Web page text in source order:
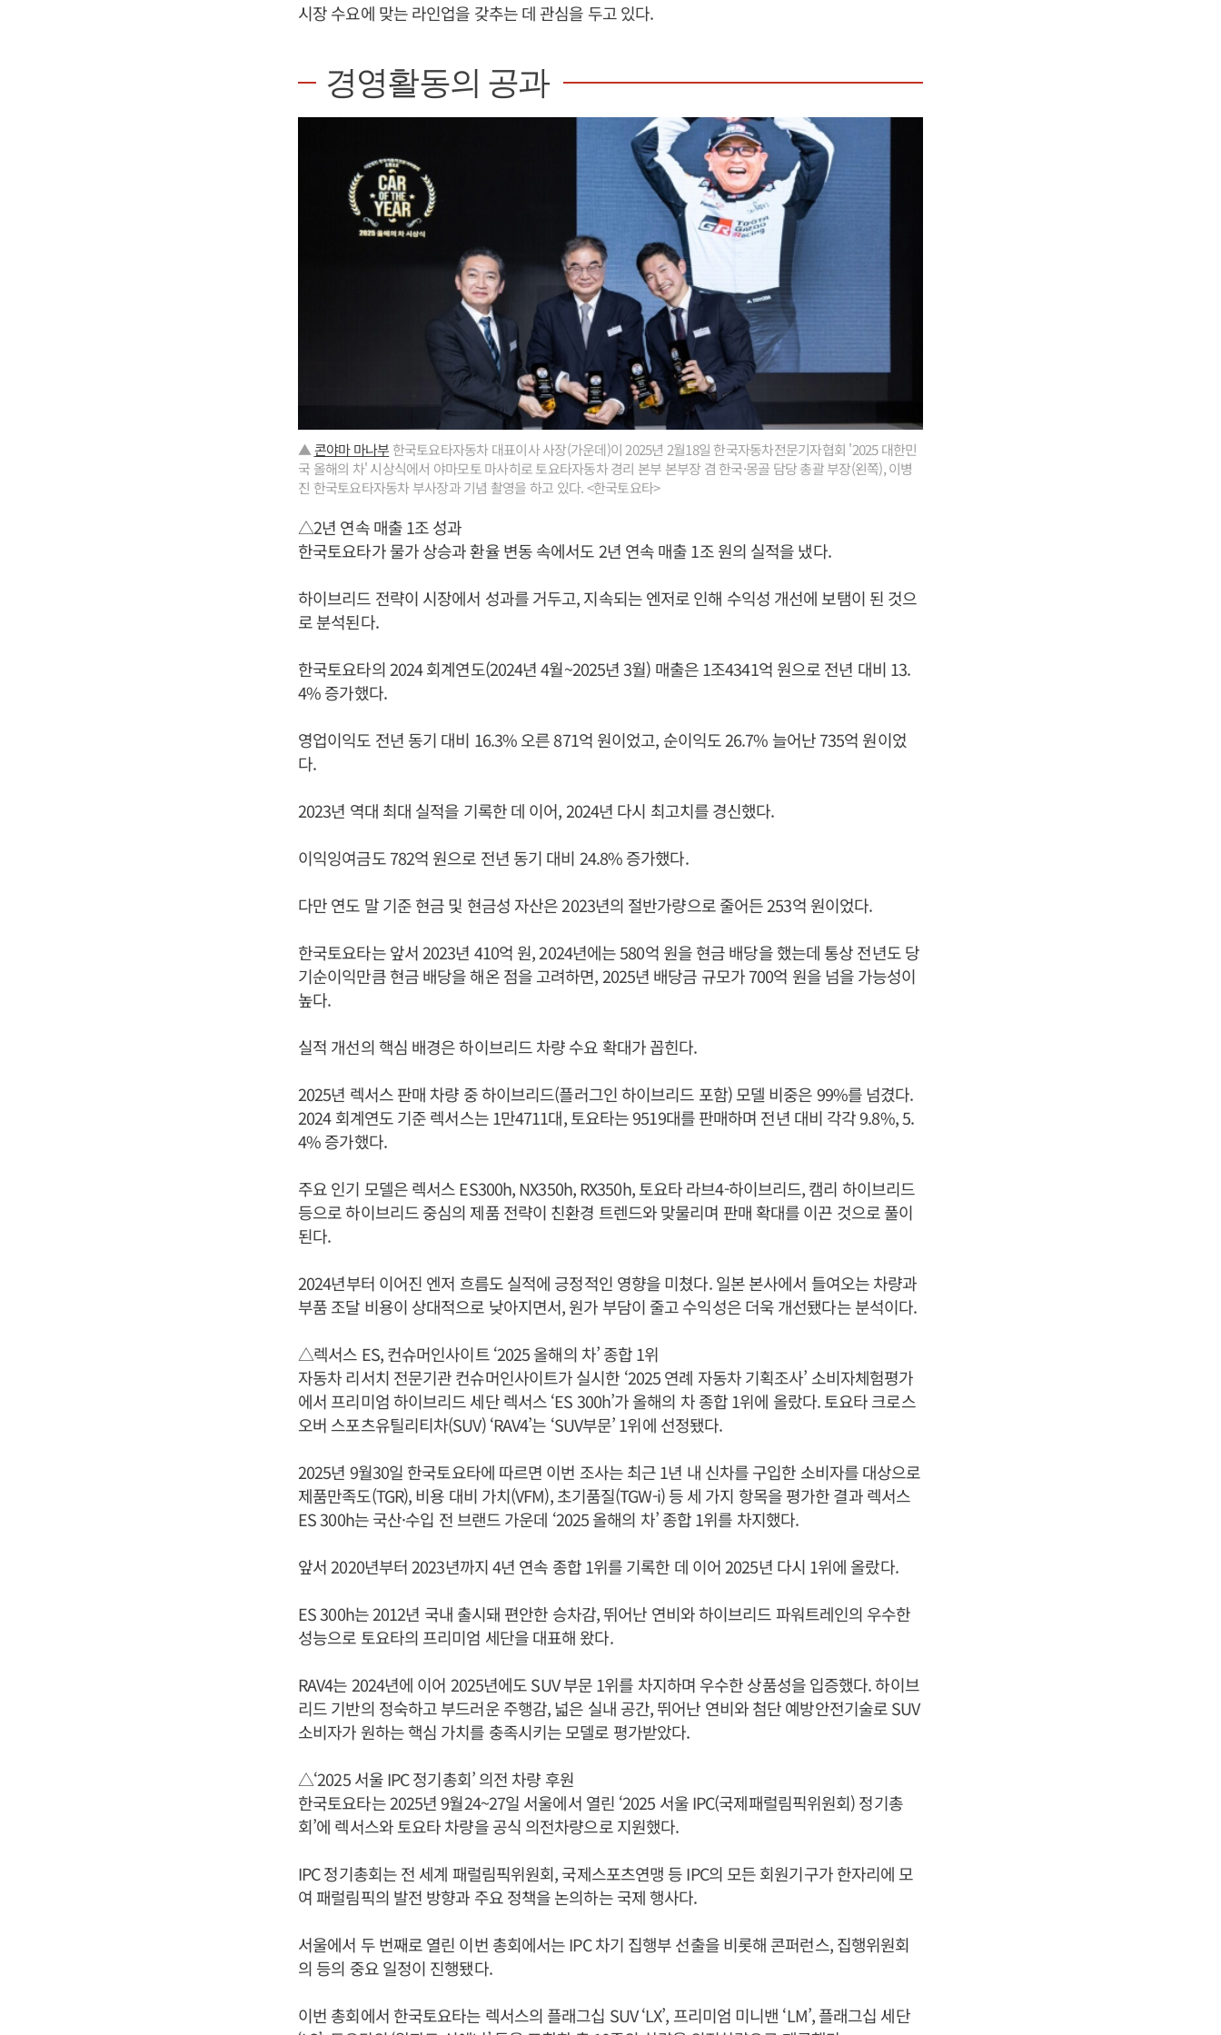
시장 수요에 맞는 라인업을 갖추는 데 관심을 두고 있다.
경영활동의 공과
▲콘야마 마나부 한국토요타자동차 대표이사 사장(가운데)이 2025년 2월18일 한국자동차전문기자협회 '2025 대한민
국 올해의 차' 시상식에서 야마모토 마사히로 토요타자동차 경리 본부 본부장 겸 한국·몽골 담당 총괄 부장(왼쪽), 이병
진 한국토요타자동차 부사장과 기념 촬영을 하고 있다. <한국토요타>
△2년 연속 매출 1조 성과
한국토요타가 물가 상승과 환율 변동 속에서도 2년 연속 매출 1조 원의 실적을 냈다.
하이브리드 전략이 시장에서 성과를 거두고, 지속되는 엔저로 인해 수익성 개선에 보탬이 된 것으
로 분석된다.
한국토요타의 2024 회계연도(2024년 4월~2025년 3월) 매출은 1조4341억 원으로 전년 대비 13.
4% 증가했다.
영업이익도 전년 동기 대비 16.3% 오른 871억 원이었고, 순이익도 26.7% 늘어난 735억 원이었
다.
2023년 역대 최대 실적을 기록한 데 이어, 2024년 다시 최고치를 경신했다.
이익잉여금도 782억 원으로 전년 동기 대비 24.8% 증가했다.
다만 연도 말 기준 현금 및 현금성 자산은 2023년의 절반가량으로 줄어든 253억 원이었다.
한국토요타는 앞서 2023년 410억 원, 2024년에는 580억 원을 현금 배당을 했는데 통상 전년도 당
기순이익만큼 현금 배당을 해온 점을 고려하면, 2025년 배당금 규모가 700억 원을 넘을 가능성이
높다.
실적 개선의 핵심 배경은 하이브리드 차량 수요 확대가 꼽힌다.
2025년 렉서스 판매 차량 중 하이브리드(플러그인 하이브리드 포함) 모델 비중은 99%를 넘겼다.
2024 회계연도 기준 렉서스는 1만4711대, 토요타는 9519대를 판매하며 전년 대비 각각 9.8%, 5.
4% 증가했다.
주요 인기 모델은 렉서스 ES300h, NX350h, RX350h, 토요타 라브4-하이브리드, 캠리 하이브리드
등으로 하이브리드 중심의 제품 전략이 친환경 트렌드와 맞물리며 판매 확대를 이끈 것으로 풀이
된다.
2024년부터 이어진 엔저 흐름도 실적에 긍정적인 영향을 미쳤다. 일본 본사에서 들여오는 차량과
부품 조달 비용이 상대적으로 낮아지면서, 원가 부담이 줄고 수익성은 더욱 개선됐다는 분석이다.
△렉서스 ES, 컨슈머인사이트 ‘2025 올해의 차’ 종합 1위
자동차 리서치 전문기관 컨슈머인사이트가 실시한 ‘2025 연례 자동차 기획조사’ 소비자체험평가
에서 프리미엄 하이브리드 세단 렉서스 ‘ES 300h’가 올해의 차 종합 1위에 올랐다. 토요타 크로스
오버 스포츠유틸리티차(SUV) ‘RAV4’는 ‘SUV부문’ 1위에 선정됐다.
2025년 9월30일 한국토요타에 따르면 이번 조사는 최근 1년 내 신차를 구입한 소비자를 대상으로
제품만족도(TGR), 비용 대비 가치(VFM), 초기품질(TGW-i) 등 세 가지 항목을 평가한 결과 렉서스
ES 300h는 국산·수입 전 브랜드 가운데 ‘2025 올해의 차’ 종합 1위를 차지했다.
앞서 2020년부터 2023년까지 4년 연속 종합 1위를 기록한 데 이어 2025년 다시 1위에 올랐다.
ES 300h는 2012년 국내 출시돼 편안한 승차감, 뛰어난 연비와 하이브리드 파워트레인의 우수한
성능으로 토요타의 프리미엄 세단을 대표해 왔다.
RAV4는 2024년에 이어 2025년에도 SUV 부문 1위를 차지하며 우수한 상품성을 입증했다. 하이브
리드 기반의 정숙하고 부드러운 주행감, 넓은 실내 공간, 뛰어난 연비와 첨단 예방안전기술로 SUV
소비자가 원하는 핵심 가치를 충족시키는 모델로 평가받았다.
△‘2025 서울 IPC 정기총회’ 의전 차량 후원
한국토요타는 2025년 9월24~27일 서울에서 열린 ‘2025 서울 IPC(국제패럴림픽위원회) 정기총
회’에 렉서스와 토요타 차량을 공식 의전차량으로 지원했다.
IPC 정기총회는 전 세계 패럴림픽위원회, 국제스포츠연맹 등 IPC의 모든 회원기구가 한자리에 모
여 패럴림픽의 발전 방향과 주요 정책을 논의하는 국제 행사다.
서울에서 두 번째로 열린 이번 총회에서는 IPC 차기 집행부 선출을 비롯해 콘퍼런스, 집행위원회
의 등의 중요 일정이 진행됐다.
이번 총회에서 한국토요타는 렉서스의 플래그십 SUV ‘LX’, 프리미엄 미니밴 ‘LM’, 플래그십 세단